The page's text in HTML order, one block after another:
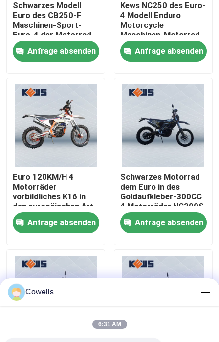
Haus
Produkte
Über uns
Fabrik-Ausflug
Qualitätskontrolle
Treten Sie mit uns in Verbindung
4 Anschlag Enduro-Motorräder
Zwei Anschlag Enduro-Motorräder
Schwarzes Modell
Euro des CB250-F
Maschinen-Sport-
Euro-4 der Motorrad-
K18 4 Fahrräder
Anfrage absenden
Kews NC250 des Euro-
4 Modell Enduro
Motorcycle
Maschinen-Motorrad-
K16
Anfrage absenden
Euro 120KM/H 4
Motorräder
vorbildliches K16 in
den europäischen Art-
Motorrädern der
Maschinen-NC250
Anfrage absenden
Schwarzes Motorrad
dem Euro in des
Goldaufkleber-300CC
4 Motorräder NC300S
auf Straßen-Schmutz-
Fahrrädern
Anfrage absenden
Cowells
6:31 AM